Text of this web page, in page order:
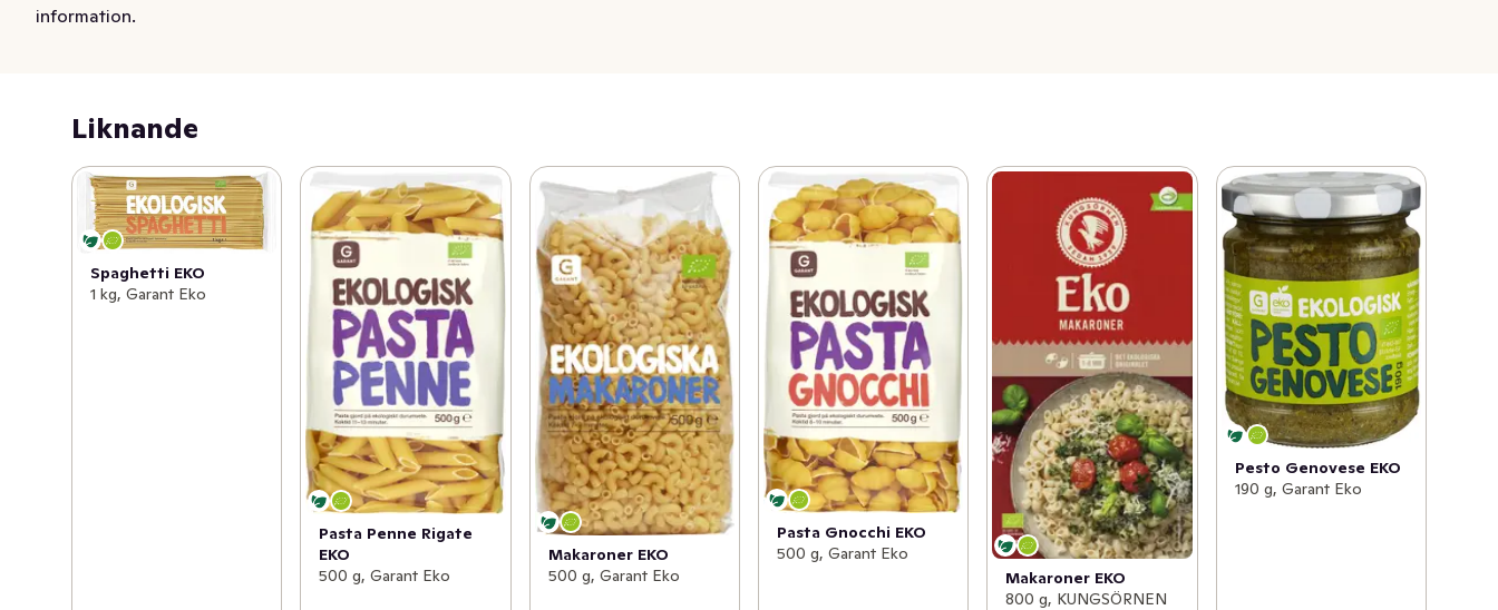
information.
Liknande
Spaghetti EKO
1 kg, Garant Eko
Pasta Penne Rigate
EKO
500 g, Garant Eko
Makaroner EKO
500 g, Garant Eko
Pasta Gnocchi EKO
500 g, Garant Eko
Makaroner EKO
800 g, KUNGSÖRNEN
Pesto Genovese EKO
190 g, Garant Eko